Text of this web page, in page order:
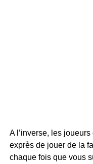
A l’inverse, les
exprès de jouer de la
chaque fois que vous